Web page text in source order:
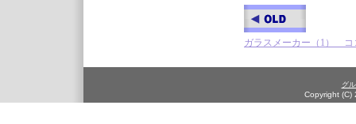
ガラスメーカー（1） コ
グ
Copyright (C)